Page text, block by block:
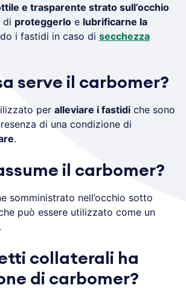
e trasparente strato sull’occhio
di proteggerlo e lubrificarne la
i fastidi in caso di secchezza
serve il carbomer?
per alleviare i fastidi che sono
di una condizione di
.
il carbomer?
somministrato nell’occhio sotto
può essere utilizzato come un
.
collaterali ha
di carbomer?